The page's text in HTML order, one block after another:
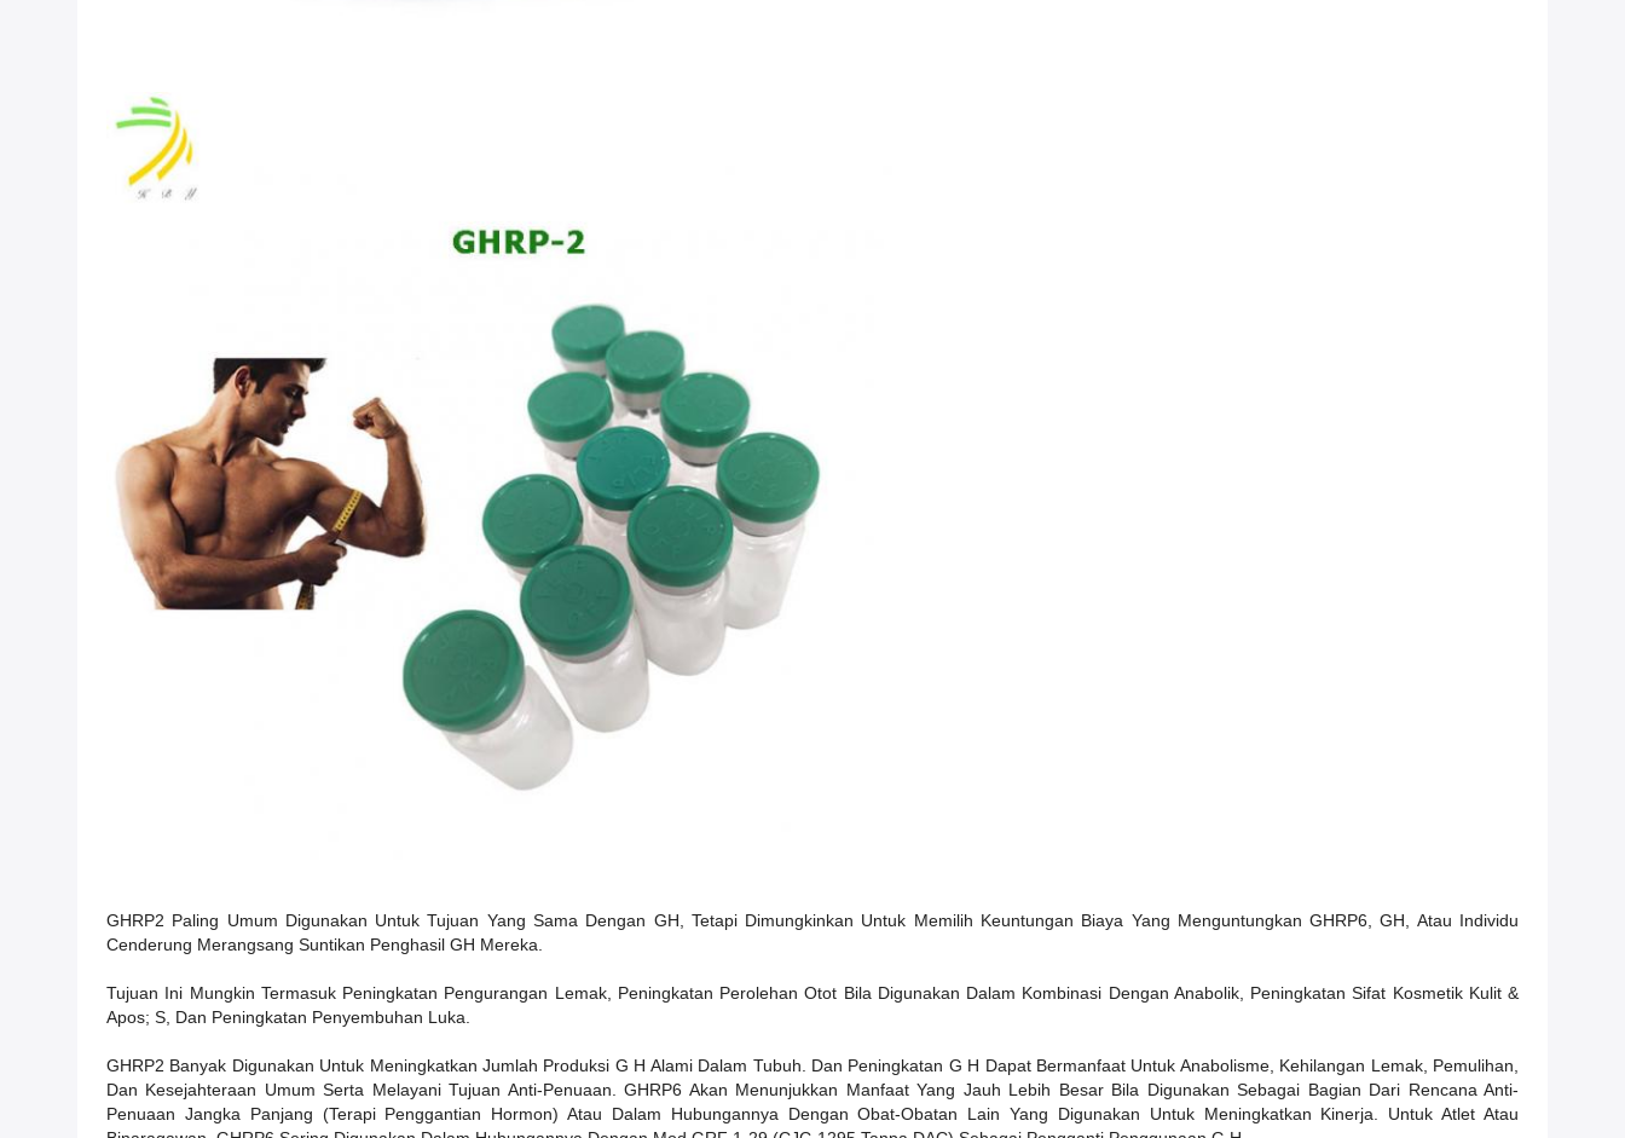
GHRP2 Paling Umum Digunakan Untuk Tujuan Yang Sama Dengan GH, Tetapi Dimungkinkan Untuk Memilih Keuntungan Biaya Yang Menguntungkan GHRP6, GH, Atau Individu
Cenderung Merangsang Suntikan Penghasil GH Mereka.
Tujuan Ini Mungkin Termasuk Peningkatan Pengurangan Lemak, Peningkatan Perolehan Otot Bila Digunakan Dalam Kombinasi Dengan Anabolik, Peningkatan Sifat Kosmetik Kulit &
Apos; S, Dan Peningkatan Penyembuhan Luka.
GHRP2 Banyak Digunakan Untuk Meningkatkan Jumlah Produksi G H Alami Dalam Tubuh. Dan Peningkatan G H Dapat Bermanfaat Untuk Anabolisme, Kehilangan Lemak, Pemulihan,
Dan Kesejahteraan Umum Serta Melayani Tujuan Anti-Penuaan. GHRP6 Akan Menunjukkan Manfaat Yang Jauh Lebih Besar Bila Digunakan Sebagai Bagian Dari Rencana Anti-
Penuaan Jangka Panjang (Terapi Penggantian Hormon) Atau Dalam Hubungannya Dengan Obat-Obatan Lain Yang Digunakan Untuk Meningkatkan Kinerja. Untuk Atlet Atau